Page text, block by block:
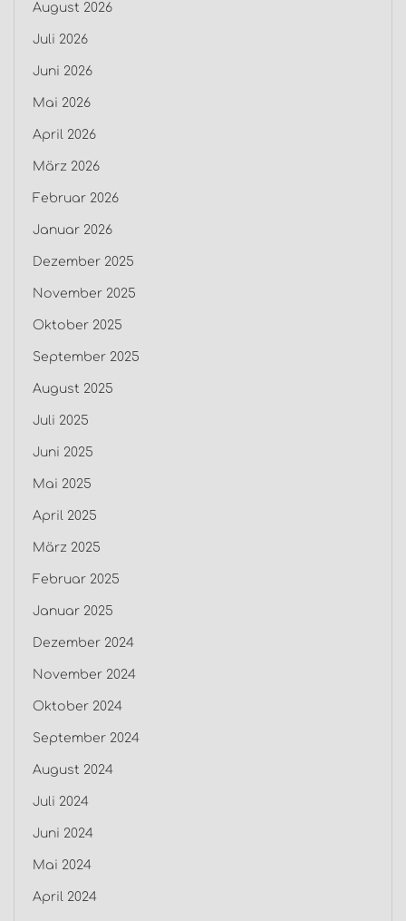
August 2026
Juli 2026
Juni 2026
Mai 2026
April 2026
März 2026
Februar 2026
Januar 2026
Dezember 2025
November 2025
Oktober 2025
September 2025
August 2025
Juli 2025
Juni 2025
Mai 2025
April 2025
März 2025
Februar 2025
Januar 2025
Dezember 2024
November 2024
Oktober 2024
September 2024
August 2024
Juli 2024
Juni 2024
Mai 2024
April 2024